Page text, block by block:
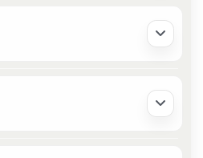
Déplier
Déplier